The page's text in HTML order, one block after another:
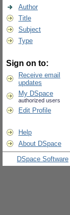
Author
Title
Subject
Type
Sign on to:
Receive email
updates
My DSpace
authorized users
Edit Profile
Help
About DSpace
DSpace Software